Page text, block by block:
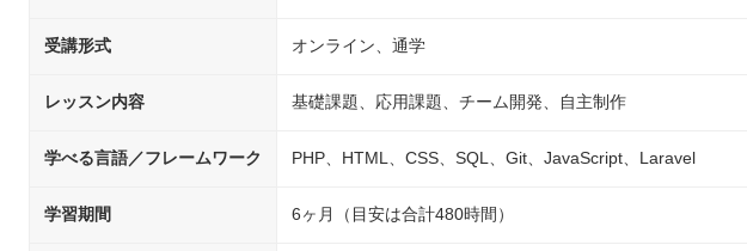
受講形式 オンライン、通学
レッスン内容 基礎課題、応用課題、チーム開発、自主制作
学べる言語／フレームワーク PHP、HTML、CSS、SQL、Git、JavaScript、Laravel
学習期間 6ヶ月（目安は合計480時間）